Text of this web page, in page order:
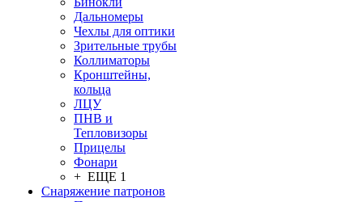
Дальномеры
Чехлы для оптики
Зрительные трубы
Коллиматоры
Кронштейны,
кольца
ЛЦУ
ПНВ и
Тепловизоры
Прицелы
Фонари
+ ЕЩЕ 1
Снаряжение патронов